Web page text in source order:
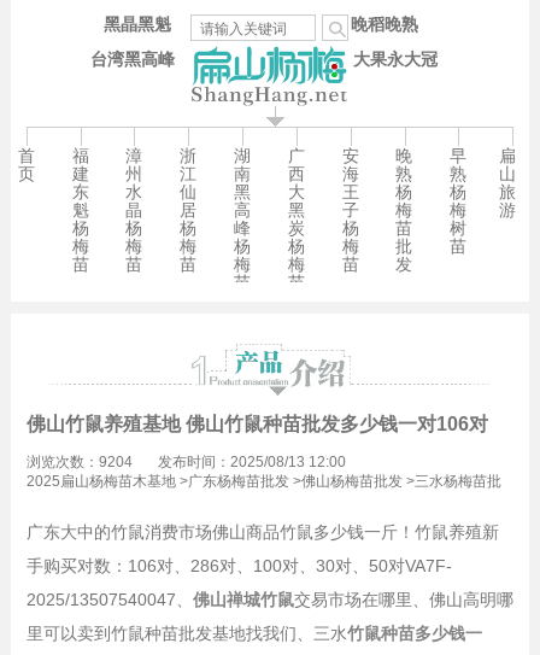
台湾黑高峰
晚稻晚熟
大果永大冠
黑晶黑魁
首
页
福
建
东
魁
杨
梅
苗
漳
州
水
晶
杨
梅
苗
浙
江
仙
居
杨
梅
苗
湖
南
黑
高
峰
杨
梅
苗
广
西
大
黑
炭
杨
梅
苗
安
海
王
子
杨
梅
苗
晚
熟
杨
梅
苗
批
发
早
熟
杨
梅
树
苗
扁
山
旅
游
佛山竹鼠养殖基地 佛山竹鼠种苗批发多少钱一对106对
浏览次数：9204
发布时间：2025/08/13 12:00
2025扁山杨梅苗木基地>广东杨梅苗批发>佛山杨梅苗批发>三水杨梅苗批
广东大中的竹鼠消费市场佛山商品竹鼠多少钱一斤！竹鼠养殖新
手购买对数： 106对、 286对、 100对、30对、 50对VA7F-
2025/13507540047
佛山禅城竹鼠交易市场在哪里、佛山高明哪
里可以卖到竹鼠种苗批发基地找我们、三水竹鼠种苗多少钱一